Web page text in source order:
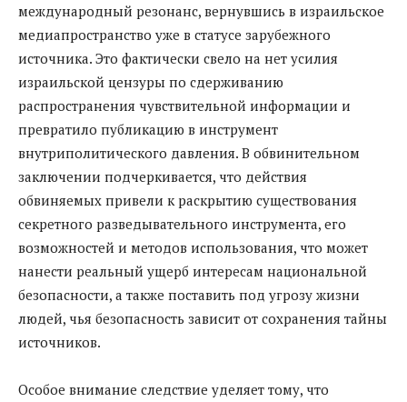
международный резонанс, вернувшись в израильское
медиапространство уже в статусе зарубежного
источника. Это фактически свело на нет усилия
израильской цензуры по сдерживанию
распространения чувствительной информации и
превратило публикацию в инструмент
внутриполитического давления. В обвинительном
заключении подчеркивается, что действия
обвиняемых привели к раскрытию существования
секретного разведывательного инструмента, его
возможностей и методов использования, что может
нанести реальный ущерб интересам национальной
безопасности, а также поставить под угрозу жизни
людей, чья безопасность зависит от сохранения тайны
источников.
Особое внимание следствие уделяет тому, что